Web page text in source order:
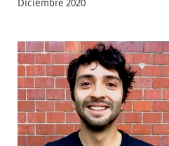
Diciembre 2020